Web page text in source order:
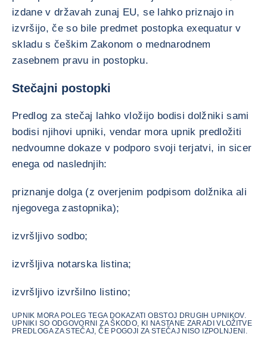
izdane v državah zunaj EU, se lahko priznajo in
izvršijo, če so bile predmet postopka exequatur v
skladu s češkim Zakonom o mednarodnem
zasebnem pravu in postopku.
Stečajni postopki
Predlog za stečaj lahko vložijo bodisi dolžniki sami
bodisi njihovi upniki, vendar mora upnik predložiti
nedvoumne dokaze v podporo svoji terjatvi, in sicer
enega od naslednjih:
priznanje dolga (z overjenim podpisom dolžnika ali
njegovega zastopnika);
izvršljivo sodbo;
izvršljiva notarska listina;
izvršljivo izvršilno listino;
UPNIK MORA POLEG TEGA DOKAZATI OBSTOJ DRUGIH UPNIKOV.
UPNIKI SO ODGOVORNI ZA ŠKODO, KI NASTANE ZARADI VLOŽITVE
PREDLOGA ZA STEČAJ, ČE POGOJI ZA STEČAJ NISO IZPOLNJENI.